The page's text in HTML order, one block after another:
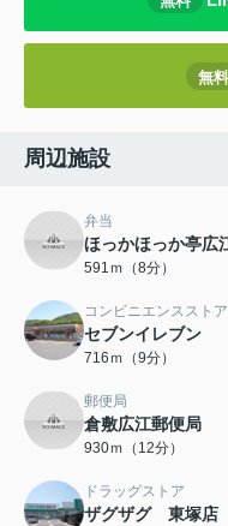
無料
周辺施設
弁当
ほっかほっか亭広
591ｍ（8分）
コンビニエンスストア
セブンイレブン
716ｍ（9分）
郵便局
倉敷広江郵便局
930ｍ（12分）
ドラッグストア
ザグザグ 東塚店